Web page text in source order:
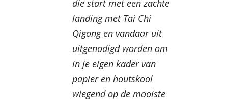
die start met een zachte
landing met Tai Chi
Qigong en vandaar uit
uitgenodigd worden om
in je eigen kader van
papier en houtskool
wiegend op de mooiste